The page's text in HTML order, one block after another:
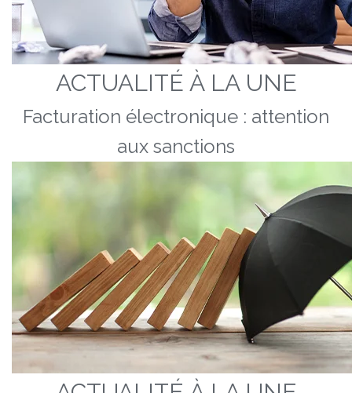
ACTUALITÉ À LA UNE
Facturation électronique : attention
aux sanctions